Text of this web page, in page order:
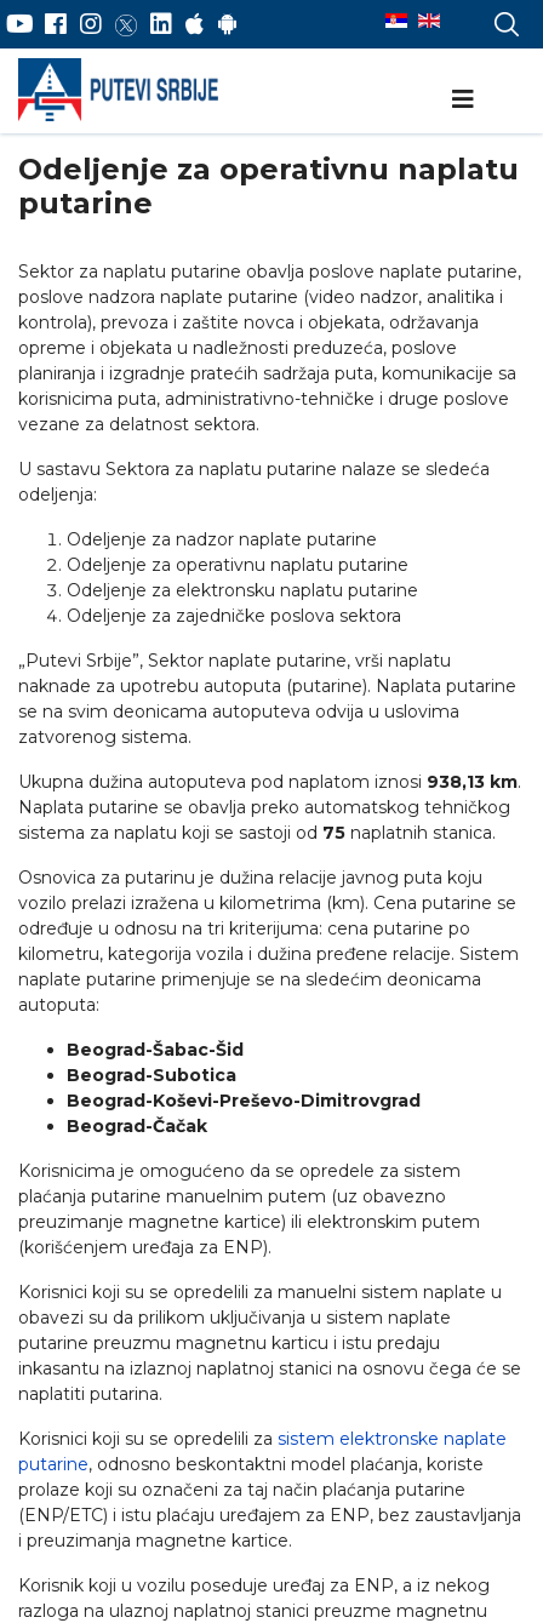
Odeljenje za operativnu naplatu
putarine
Sektor za naplatu putarine obavlja poslove naplate putarine,
poslove nadzora naplate putarine (video nadzor, analitika i
kontrola), prevoza i zaštite novca i objekata, održavanja
opreme i objekata u nadležnosti preduzeća, poslove
planiranja i izgradnje pratećih sadržaja puta, komunikacije sa
korisnicima puta, administrativno-tehničke i druge poslove
vezane za delatnost sektora.
U sastavu Sektora za naplatu putarine nalaze se sledeća
odeljenja:
Odeljenje za nadzor naplate putarine
Odeljenje za operativnu naplatu putarine
Odeljenje za elektronsku naplatu putarine
Odeljenje za zajedničke poslova sektora
„Putevi Srbije”, Sektor naplate putarine, vrši naplatu
naknade za upotrebu autoputa (putarine). Naplata putarine
se na svim deonicama autoputeva odvija u uslovima
zatvorenog sistema.
Ukupna dužina autoputeva pod naplatom iznosi 938,13 km.
Naplata putarine se obavlja preko automatskog tehničkog
sistema za naplatu koji se sastoji od 75 naplatnih stanica.
Osnovica za putarinu je dužina relacije javnog puta koju
vozilo prelazi izražena u kilometrima (km). Cena putarine se
određuje u odnosu na tri kriterijuma: cena putarine po
kilometru, kategorija vozila i dužina pređene relacije. Sistem
naplate putarine primenjuje se na sledećim deonicama
autoputa:
Beograd-Šabac-Šid
Beograd-Subotica
Beograd-Koševi-Preševo-Dimitrovgrad
Beograd-Čačak
Korisnicima je omogućeno da se opredele za sistem
plaćanja putarine manuelnim putem (uz obavezno
preuzimanje magnetne kartice) ili elektronskim putem
(korišćenjem uređaja za ENP).
Korisnici koji su se opredelili za manuelni sistem naplate u
obavezi su da prilikom uključivanja u sistem naplate
putarine preuzmu magnetnu karticu i istu predaju
inkasantu na izlaznoj naplatnoj stanici na osnovu čega će se
naplatiti putarina.
Korisnici koji su se opredelili za sistem elektronske naplate
putarine, odnosno beskontaktni model plaćanja, koriste
prolaze koji su označeni za taj način plaćanja putarine
(ENP/ETC) i istu plaćaju uređajem za ENP, bez zaustavljanja
i preuzimanja magnetne kartice.
Korisnik koji u vozilu poseduje uređaj za ENP, a iz nekog
razloga na ulaznoj naplatnoj stanici preuzme magnetnu